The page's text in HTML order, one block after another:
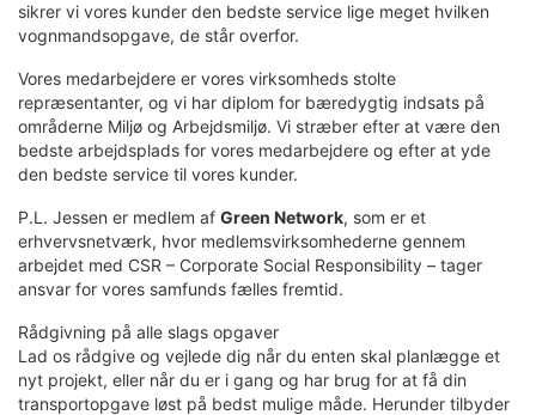
sikrer vi vores kunder den bedste service lige meget hvilken
vognmandsopgave, de står overfor.
Vores medarbejdere er vores virksomheds stolte
repræsentanter, og vi har diplom for bæredygtig indsats på
områderne Miljø og Arbejdsmiljø. Vi stræber efter at være den
bedste arbejdsplads for vores medarbejdere og efter at yde
den bedste service til vores kunder.
P.L. Jessen er medlem af Green Network, som er et
erhvervsnetværk, hvor medlemsvirksomhederne gennem
arbejdet med CSR – Corporate Social Responsibility – tager
ansvar for vores samfunds fælles fremtid.
Rådgivning på alle slags opgaver
Lad os rådgive og vejlede dig når du enten skal planlægge et
nyt projekt, eller når du er i gang og har brug for at få din
transportopgave løst på bedst mulige måde. Herunder tilbyder